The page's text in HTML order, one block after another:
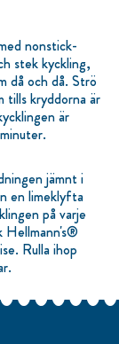
nonstick-
stek kyckling,
då och då. Strö
tills kryddorna är
är
jämnt i
en limeklyfta
på varje
Hellmann's®
Rulla ihop